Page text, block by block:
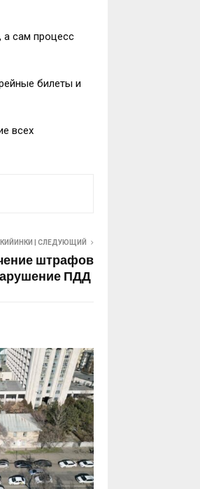
а сам процесс
билеты и
всех
КИЙИНКИ | СЛЕДУЮЩИЙ
штрафов
ПДД